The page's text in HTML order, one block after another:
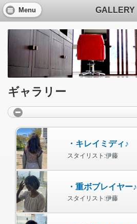
Menu GALLERY
ギャラリー
・キレイミディ♪
スタイリスト:伊藤
・重ボブレイヤー♪
スタイリスト:伊藤